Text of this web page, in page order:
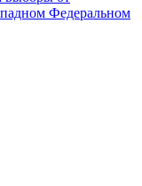
Федеральном